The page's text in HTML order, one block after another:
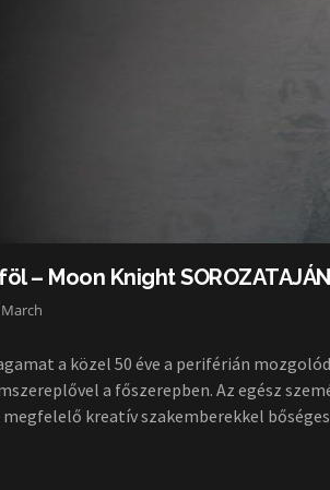
– Moon Knight
a közel 50 éve a periférián
a főszerepben. Az egész
megfelelő kreatív szakemberekkel